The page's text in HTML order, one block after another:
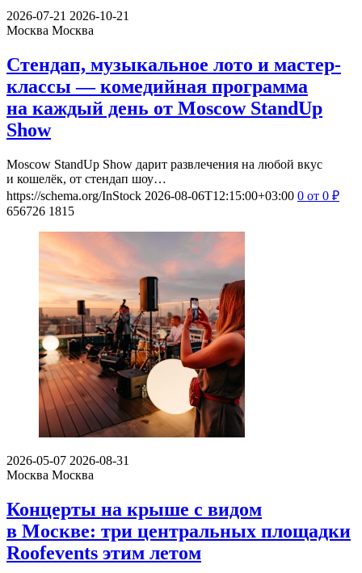
2026-07-21 2026-10-21
Москва Москва
Стендап, музыкальное лото и мастер-
классы — комедийная программа
на каждый день от Moscow StandUp
Show
Moscow StandUp Show дарит развлечения на любой вкус
и кошелёк, от стендап шоу…
https://schema.org/InStock 2026-08-06T12:15:00+03:00 0 от 0 ₽
656726 1815
2026-05-07 2026-08-31
Москва Москва
Концерты на крыше с видом
в Москве: три центральных площадки
Roofevents этим летом